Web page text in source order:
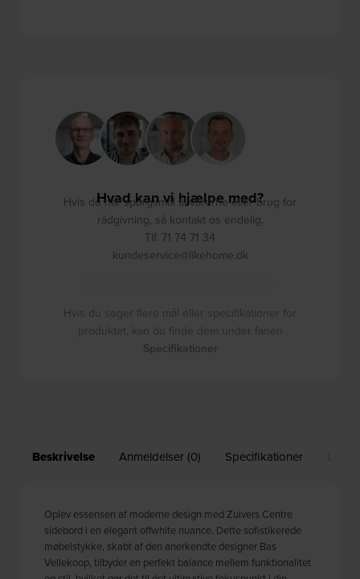
Beskrivelse Anmeldelser (0) Specifikationer
Oplev essensen af moderne design med Zuivers Centre
sidebord i en elegant offwhite nuance. Dette sofistikerede
møbelstykke, skabt af den anerkendte designer Bas
Vellekoop, tilbyder en perfekt balance mellem funktionalitet
Hvad kan vi hjælpe med?
Hvis du har spørgsmål til varerne eller brug for
rådgivning, så kontakt os endelig.
Tlf. 71 74 71 34
kundeservice@likehome.dk
Hvis du søger flere mål eller specifikationer for
produktet, kan du finde dem under fanen
Specifikationer